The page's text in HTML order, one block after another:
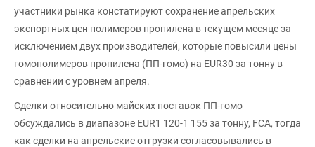
участники рынка констатируют сохранение апрельских
экспортных цен полимеров пропилена в текущем месяце за
исключением двух производителей, которые повысили цены
гомополимеров пропилена (ПП-гомо) на EUR30 за тонну в
сравнении с уровнем апреля.
Сделки относительно майских поставок ПП-гомо
обсуждались в диапазоне EUR1 120-1 155 за тонну, FCA, тогда
как сделки на апрельские отгрузки согласовывались в